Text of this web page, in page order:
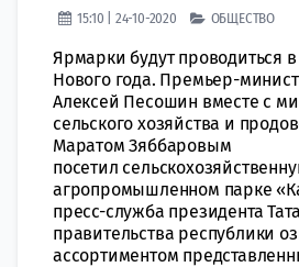
15:10 | 24-10-2020 ОБЩЕСТВО
Ярмарки будут проводиться в
Нового года. Премьер-
Алексей Песошин вместе с
сельского хозяйства и
Маратом Зяббаровым
посетил
агропромышленном парке
пресс-служба президента
правительства республики
ассортиментом